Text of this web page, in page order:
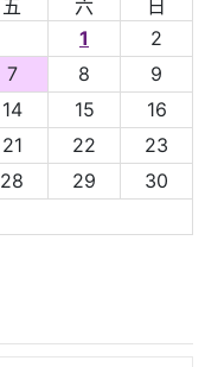
五 六
日
1
2
7 8
9
14 15
16
21 22
23
28 29
30